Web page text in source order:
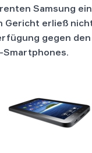
Samsung
Gericht erließ
gegen
Smartphones.